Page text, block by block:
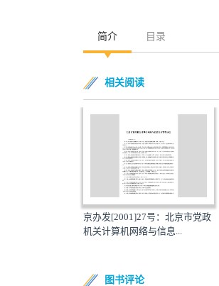
简介 目录
相关阅读
京办发[2001]27号：北京市党政
机关计算机网络与信息...
图书评论